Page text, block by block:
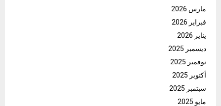
مارس 2026
فبراير 2026
يناير 2026
ديسمبر 2025
نوفمبر 2025
أكتوبر 2025
سبتمبر 2025
مايو 2025